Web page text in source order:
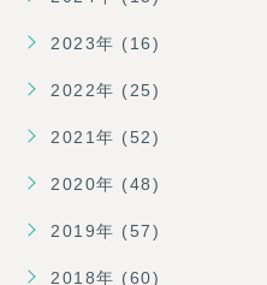
2023年 (16)
2022年 (25)
2021年 (52)
2020年 (48)
2019年 (57)
2018年 (60)